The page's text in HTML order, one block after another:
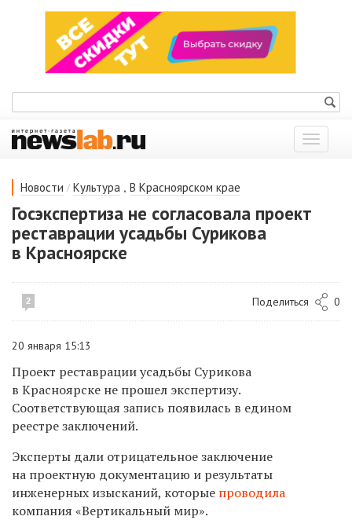
Показать
меню
Новости / Культура , В Красноярском крае
Госэкспертиза не согласовала проект
реставрации усадьбы Сурикова
в Красноярске
2 Поделиться 0
20 января 15:13
Проект реставрации усадьбы Сурикова
в Красноярске не прошел экспертизу.
Соответствующая запись появилась в едином
реестре заключений.
Эксперты дали отрицательное заключение
на проектную документацию и результаты
инженерных изысканий, которые проводила
компания «Вертикальный мир».